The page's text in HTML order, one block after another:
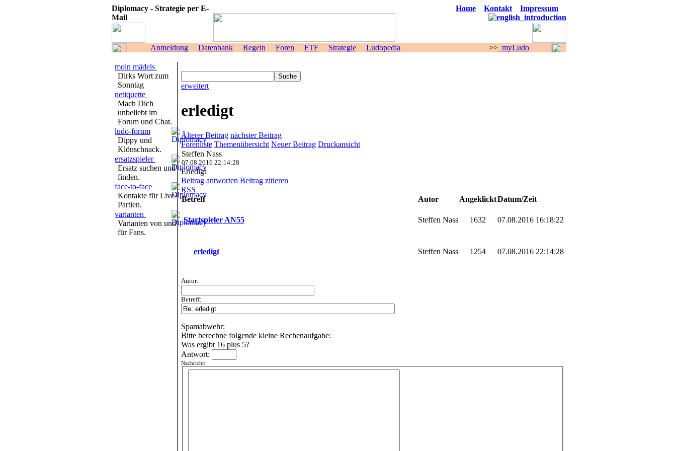
Diplomacy - Strategie per E-
Mail
Home Kontakt Impressum
Anmeldung Datenbank Regeln Foren FTF Strategie Ludopedia >> myLudo
moin mädels
Dirks Wort zum
Sonntag
netiquette
Mach Dich
unbeliebt im
Forum und Chat.
ludo-forum
Dippy und
Klönschnack.
ersatzspieler
Ersatz suchen und
finden.
face-to-face
Kontakte für Live-
Partien.
varianten
Varianten von und
für Fans.
erweitert
erledigt
Älterer Beitrag nächster Beitrag
Forenliste Themenübersicht Neuer Beitrag Druckansicht
Steffen Nass
07.08.2016 22:14:28
Erledigt
Beitrag antworten Beitrag zitieren
RSS
Betreff
Autor AngeklicktDatum/Zeit
Startspieler AN55 Steffen Nass 1632 07.08.2016 16:18:22
erledigt Steffen Nass 1254 07.08.2016 22:14:28
Autor:
Betreff:
Spamabwehr:
Bitte berechne folgende kleine Rechenaufgabe:
Was ergibt 16 plus 5?
Antwort:
Nachricht: